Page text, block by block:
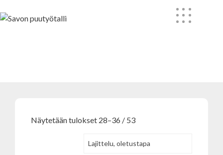
to
Näytetään tulokset 28–36 / 53